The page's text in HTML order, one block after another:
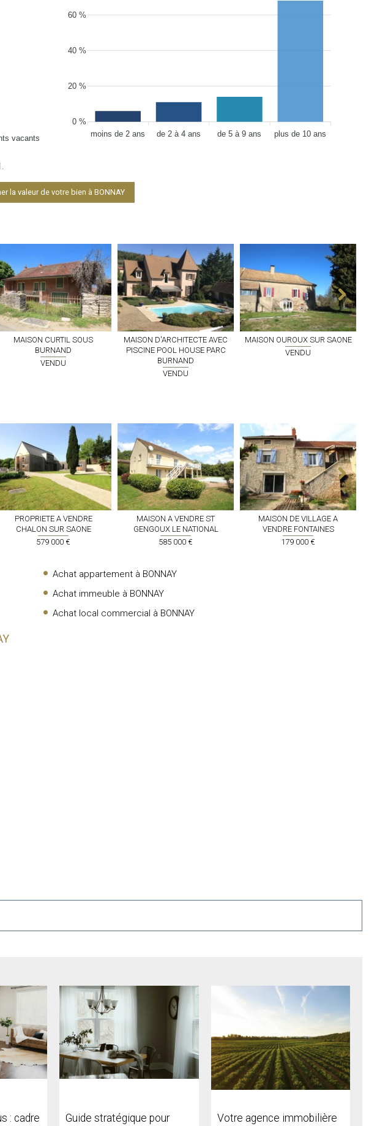
vacants
60 %
40 %
20 %
0 %
moins de 2 ans
de 2 à 4 ans de 5 à 9 ans plus de 10 ans
la valeur de votre bien à BONNAY
MAISON CURTIL SOUS
BURNAND
VENDU
MAISON D'ARCHITECTE AVEC
PISCINE POOL HOUSE PARC
BURNAND
VENDU
MAISON OUROUX SUR SAONE
VENDU
PROPRIETE A VENDRE
CHALON SUR SAONE
579 000 €
MAISON A VENDRE ST
GENGOUX LE NATIONAL
585 000 €
MAISON DE VILLAGE A
VENDRE FONTAINES
179 000 €
Achat appartement à BONNAY
Achat immeuble à BONNAY
Achat local commercial à BONNAY
: cadre
Guide stratégique pour
Votre agence immobilière